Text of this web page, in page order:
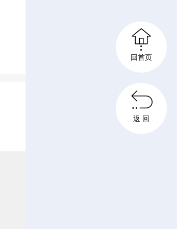

回首页

返 回